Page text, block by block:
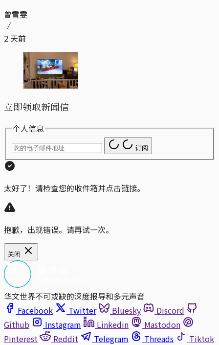
曾雪雯
2 天前
立即领取新闻信
个人信息
订阅
太好了！请检查您的收件箱并点击链接。
抱歉，出现错误。请再试一次。
关闭
华文世界不可或缺的深度报导和多元声音
Facebook
Twitter Bluesky
Discord
Github
Instagram Linkedin
Mastodon
Pinterest
Reddit Telegram Threads
Tiktok